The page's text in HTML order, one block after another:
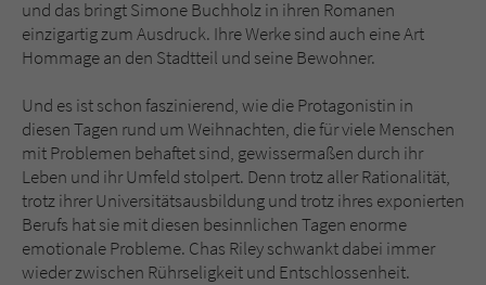
und das bringt Simone Buchholz in ihren Romanen
einzigartig zum Ausdruck. Ihre Werke sind auch eine Art
Hommage an den Stadtteil und seine Bewohner.
Und es ist schon faszinierend, wie die Protagonistin in
diesen Tagen rund um Weihnachten, die für viele Menschen
mit Problemen behaftet sind, gewissermaßen durch ihr
Leben und ihr Umfeld stolpert. Denn trotz aller Rationalität,
trotz ihrer Universitätsausbildung und trotz ihres exponierten
Berufs hat sie mit diesen besinnlichen Tagen enorme
emotionale Probleme. Chas Riley schwankt dabei immer
wieder zwischen Rührseligkeit und Entschlossenheit.